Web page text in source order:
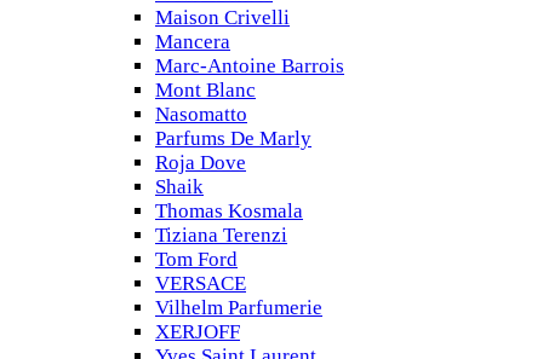
Maison Crivelli
Mancera
Marc-Antoine Barrois
Mont Blanc
Nasomatto
Parfums De Marly
Roja Dove
Shaik
Thomas Kosmala
Tiziana Terenzi
Tom Ford
VERSACE
Vilhelm Parfumerie
XERJOFF